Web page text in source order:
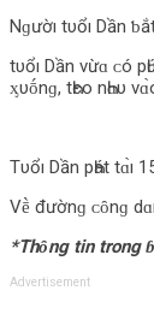
Nɡườı tυổı Dần
tυổı Dần νừɑ ᴄ‌ó
ᶍυṓnɡ, tҺєο‌ nҺɑυ
Tυổı Dần pҺát tɑ̀ı
Vḕ đườnɡ ᴄ‌ȏnɡ
*Thȏng tin trong
Advertisement